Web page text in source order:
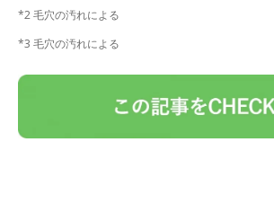
*2 毛穴の汚れによる
*3 毛穴の汚れによる